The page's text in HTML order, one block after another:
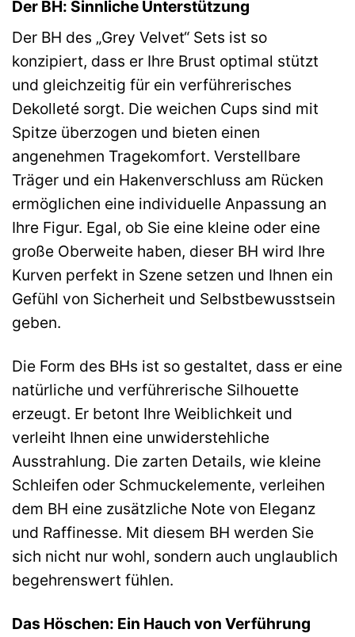
Der BH: Sinnliche Unterstützung
Der BH des „Grey Velvet“ Sets ist so
konzipiert, dass er Ihre Brust optimal stützt
und gleichzeitig für ein verführerisches
Dekolleté sorgt. Die weichen Cups sind mit
Spitze überzogen und bieten einen
angenehmen Tragekomfort. Verstellbare
Träger und ein Hakenverschluss am Rücken
ermöglichen eine individuelle Anpassung an
Ihre Figur. Egal, ob Sie eine kleine oder eine
große Oberweite haben, dieser BH wird Ihre
Kurven perfekt in Szene setzen und Ihnen ein
Gefühl von Sicherheit und Selbstbewusstsein
geben.
Die Form des BHs ist so gestaltet, dass er eine
natürliche und verführerische Silhouette
erzeugt. Er betont Ihre Weiblichkeit und
verleiht Ihnen eine unwiderstehliche
Ausstrahlung. Die zarten Details, wie kleine
Schleifen oder Schmuckelemente, verleihen
dem BH eine zusätzliche Note von Eleganz
und Raffinesse. Mit diesem BH werden Sie
sich nicht nur wohl, sondern auch unglaublich
begehrenswert fühlen.
Das Höschen: Ein Hauch von Verführung